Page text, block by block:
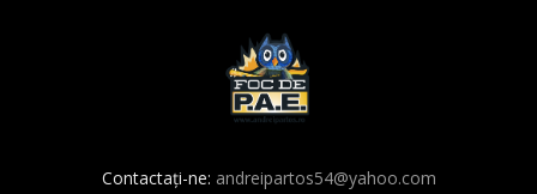
Contactați-ne: andreipartos54@yahoo.com